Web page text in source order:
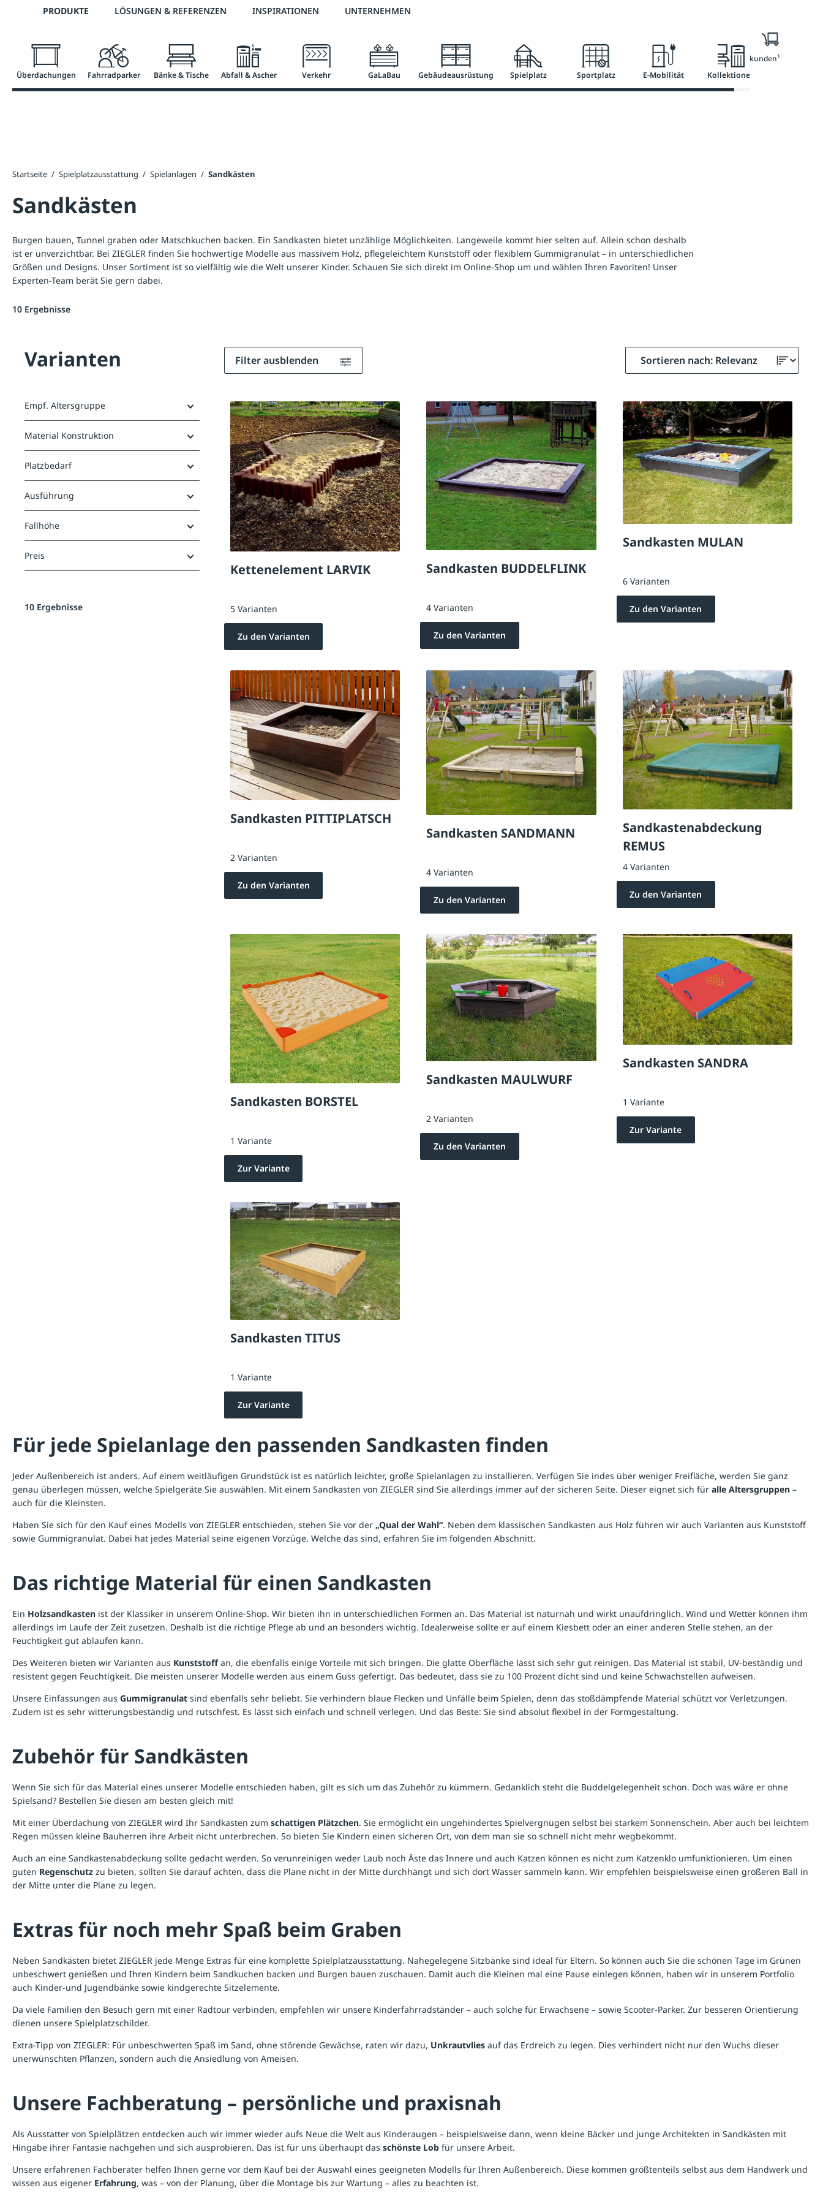
Zur Hauptnavigation springen
Telefon: 0800 / 100 49 02 2 % Vorkassen-Skonto versandkostenfrei ab 50 €
PRODUKTE LÖSUNGEN & REFERENZEN INSPIRATIONEN UNTERNEHMEN
Überdachungen Fahrradparker Bänke & Tische Abfall & Ascher Verkehr GaLaBau Gebäudeausrüstung Spielplatz Sportplatz E-Mobilität Kollektionen
Nur für Geschäftskunden1
Startseite / Spielplatzausstattung / Spielanlagen / Sandkästen
Sandkästen
Burgen bauen, Tunnel graben oder Matschkuchen backen. Ein Sandkasten bietet unzählige Möglichkeiten. Langeweile kommt hier selten auf. Allein schon deshalb
ist er unverzichtbar. Bei ZIEGLER finden Sie hochwertige Modelle aus massivem Holz, pflegeleichtem Kunststoff oder flexiblem Gummigranulat – in unterschiedlichen
Größen und Designs. Unser Sortiment ist so vielfältig wie die Welt unserer Kinder. Schauen Sie sich direkt im Online-Shop um und wählen Ihren Favoriten! Unser
Experten-Team berät Sie gern dabei.
10 Ergebnisse
Varianten
Empf. Altersgruppe
Material Konstruktion
Platzbedarf
Ausführung
Fallhöhe
Preis
10 Ergebnisse
Filter ausblenden
Kettenelement LARVIK
5 Varianten
Zu den Varianten
Sandkasten BUDDELFLINK
4 Varianten
Zu den Varianten
Sandkasten MULAN
6 Varianten
Zu den Varianten
Sandkasten PITTIPLATSCH
2 Varianten
Zu den Varianten
Sandkasten SANDMANN
4 Varianten
Zu den Varianten
Sandkastenabdeckung
REMUS
4 Varianten
Zu den Varianten
Sandkasten BORSTEL
1 Variante
Zur Variante
Sandkasten MAULWURF
2 Varianten
Zu den Varianten
Sandkasten SANDRA
1 Variante
Zur Variante
Sandkasten TITUS
1 Variante
Zur Variante
Für jede Spielanlage den passenden Sandkasten finden
Jeder Außenbereich ist anders. Auf einem weitläufigen Grundstück ist es natürlich leichter, große Spielanlagen zu installieren. Verfügen Sie indes über weniger Freifläche, werden Sie ganz
genau überlegen müssen, welche Spielgeräte Sie auswählen. Mit einem Sandkasten von ZIEGLER sind Sie allerdings immer auf der sicheren Seite. Dieser eignet sich für alle Altersgruppen –
auch für die Kleinsten.
Haben Sie sich für den Kauf eines Modells von ZIEGLER entschieden, stehen Sie vor der „Qual der Wahl“. Neben dem klassischen Sandkasten aus Holz führen wir auch Varianten aus Kunststoff
sowie Gummigranulat. Dabei hat jedes Material seine eigenen Vorzüge. Welche das sind, erfahren Sie im folgenden Abschnitt.
Das richtige Material für einen Sandkasten
Ein Holzsandkasten ist der Klassiker in unserem Online-Shop. Wir bieten ihn in unterschiedlichen Formen an. Das Material ist naturnah und wirkt unaufdringlich. Wind und Wetter können ihm
allerdings im Laufe der Zeit zusetzen. Deshalb ist die richtige Pflege ab und an besonders wichtig. Idealerweise sollte er auf einem Kiesbett oder an einer anderen Stelle stehen, an der
Feuchtigkeit gut ablaufen kann.
Des Weiteren bieten wir Varianten aus Kunststoffan, die ebenfalls einige Vorteile mit sich bringen. Die glatte Oberfläche lässt sich sehr gut reinigen. Das Material ist stabil, UV-beständig und
resistent gegen Feuchtigkeit. Die meisten unserer Modelle werden aus einem Guss gefertigt. Das bedeutet, dass sie zu 100 Prozent dicht sind und keine Schwachstellen aufweisen.
Unsere Einfassungen aus Gummigranulat sind ebenfalls sehr beliebt. Sie verhindern blaue Flecken und Unfälle beim Spielen, denn das stoßdämpfende Material schützt vor Verletzungen.
Zudem ist es sehr witterungsbeständig und rutschfest. Es lässt sich einfach und schnell verlegen. Und das Beste: Sie sind absolut flexibel in der Formgestaltung.
Zubehör für Sandkästen
Wenn Sie sich für das Material eines unserer Modelle entschieden haben, gilt es sich um das Zubehör zu kümmern. Gedanklich steht die Buddelgelegenheit schon. Doch was wäre er ohne
Spielsand? Bestellen Sie diesen am besten gleich mit!
Mit einer Überdachung von ZIEGLER wird Ihr Sandkasten zum schattigen Plätzchen. Sie ermöglicht ein ungehindertes Spielvergnügen selbst bei starkem Sonnenschein. Aber auch bei leichtem
Regen müssen kleine Bauherren ihre Arbeit nicht unterbrechen. So bieten Sie Kindern einen sicheren Ort, von dem man sie so schnell nicht mehr wegbekommt.
Auch an eine Sandkastenabdeckung sollte gedacht werden. So verunreinigen weder Laub noch Äste das Innere und auch Katzen können es nicht zum Katzenklo umfunktionieren. Um einen
guten Regenschutz zu bieten, sollten Sie darauf achten, dass die Plane nicht in der Mitte durchhängt und sich dort Wasser sammeln kann. Wir empfehlen beispielsweise einen größeren Ball in
der Mitte unter die Plane zu legen.
Extras für noch mehr Spaß beim Graben
Neben Sandkästen bietet ZIEGLER jede Menge Extras für eine komplette Spielplatzausstattung. Nahegelegene Sitzbänke sind ideal für Eltern. So können auch Sie die schönen Tage im Grünen
unbeschwert genießen und Ihren Kindern beim Sandkuchen backen und Burgen bauen zuschauen. Damit auch die Kleinen mal eine Pause einlegen können, haben wir in unserem Portfolio
auch Kinder-und Jugendbänke sowie kindgerechte Sitzelemente.
Da viele Familien den Besuch gern mit einer Radtour verbinden, empfehlen wir unsere Kinderfahrradständer – auch solche für Erwachsene – sowie Scooter-Parker. Zur besseren Orientierung
dienen unsere Spielplatzschilder.
Extra-Tipp von ZIEGLER: Für unbeschwerten Spaß im Sand, ohne störende Gewächse, raten wir dazu, Unkrautvlies auf das Erdreich zu legen. Dies verhindert nicht nur den Wuchs dieser
unerwünschten Pflanzen, sondern auch die Ansiedlung von Ameisen.
Unsere Fachberatung – persönliche und praxisnah
Als Ausstatter von Spielplätzen entdecken auch wir immer wieder aufs Neue die Welt aus Kinderaugen – beispielsweise dann, wenn kleine Bäcker und junge Architekten in Sandkästen mit
Hingabe ihrer Fantasie nachgehen und sich ausprobieren. Das ist für uns überhaupt das schönste Lob für unsere Arbeit.
Unsere erfahrenen Fachberater helfen Ihnen gerne vor dem Kauf bei der Auswahl eines geeigneten Modells für Ihren Außenbereich. Diese kommen größtenteils selbst aus dem Handwerk und
wissen aus eigener Erfahrung, was – von der Planung, über die Montage bis zur Wartung – alles zu beachten ist.